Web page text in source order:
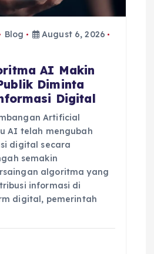
Blog
August 6, 2026
AI Makin
Diminta
Digital
Artificial
AI telah mengubah
digital secara
semakin
algoritma yang
informasi di
digital, pemerintah